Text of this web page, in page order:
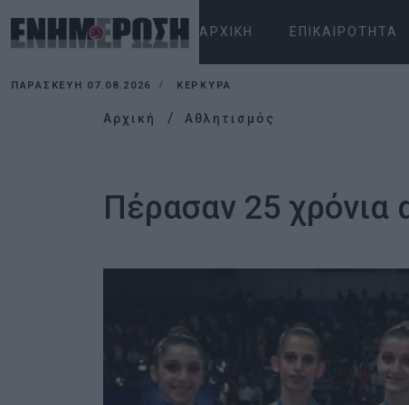
ΑΡΧΙΚΉ ΕΠΙΚΑΙΡΌΤΗΤΑ
ΠΑΡΑΣΚΕΥΉ 07.08.2026 ΚΕΡΚΥΡΑ
Αρχική Αθλητισμός
Πέρασαν 25 χρόνια